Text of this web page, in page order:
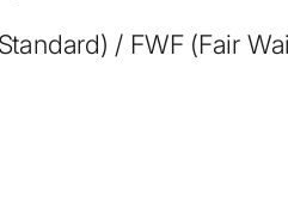
/ FWF (Fair